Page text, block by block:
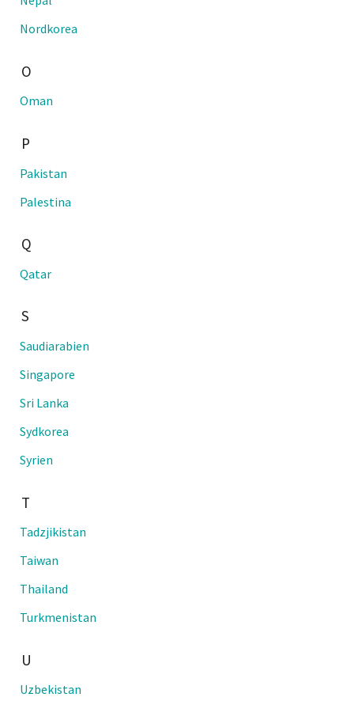
Nordkorea
O
Oman
P
Pakistan
Palestina
Q
Qatar
S
Saudiarabien
Singapore
Sri Lanka
Sydkorea
Syrien
T
Tadzjikistan
Taiwan
Thailand
Turkmenistan
U
Uzbekistan